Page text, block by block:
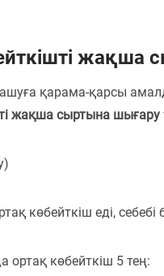
жақша
қарама-қарсы
жақша сыртына шығару
көбейткіш еді, себебі
көбейткіш 5 тең: